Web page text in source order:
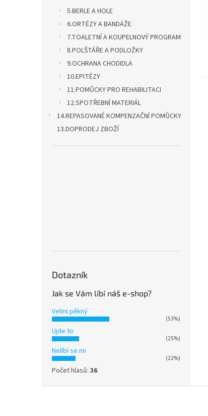
5.BERLE A HOLE
6.ORTÉZY A BANDÁŽE
7.TOALETNÍ A KOUPELNOVÝ PROGRAM
8.POLŠTÁŘE A PODLOŽKY
9.OCHRANA CHODIDLA
10.EPITÉZY
11.POMŮCKY PRO REHABILITACI
12.SPOTŘEBNÍ MATERIÁL
14.REPASOVANÉ KOMPENZAČNÍ POMŮCKY
13.DOPRODEJ ZBOŽÍ
Dotazník
Jak se Vám líbí náš e-shop?
Velmi pěkný
(53%)
Ujde to
(25%)
Nelíbí se mi
(22%)
Počet hlasů: 36